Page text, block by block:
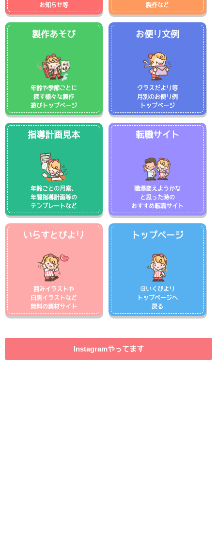
お知らせ等
製作など
製作あそび
年齢や季節ごとに
探す様々な製作
遊びトップページ
お便り文例
クラスだより等
月別のお便り例
トップページ
指導計画見本
年齢ごとの月案、
年間指導計画等の
テンプレートなど
転職サイト
職場変えようかな
と思った時の
おすすめ転職サイト
いらすとびより
囲みイラストや
白黒イラストなど
無料の素材サイト
トップページ
ほいくびより
トップページへ
戻る
Instagramやってます